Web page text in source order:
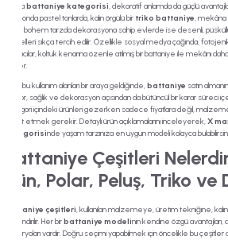
Ayrıcabattaniye kategorisi, dekoratif anlamda da güçlü
bir salonda pastel tonlarda, kalın örgülü bir triko battaniye, mekâna
veya bohem tarzda dekorasyona sahip evlerde ise desenli,
modelleri sıkça tercih edilir. Özellikle sosyal medya çağında,
kullanıcılar, koltuk kenarına özenle atılmış bir battaniye ile mekânı
sever.
Tüm bu kullanım alanları bir araya geldiğinde,battaniye satın
konfor, sağlık ve dekorasyon açısından da bütüncül bir karar süreci
kategori içindeki ürünleri gezerken sadece fiyatlara değil, malzeme,
dikkat etmek gerekir. Detaylı ürün açıklamalarını inceleyerek,X
kategorisinde yaşam tarzınıza en uygun modeli kolayca
Battaniye Çeşitleri
Yün, Polar, Peluş, Triko ve
Battaniye çeşitleri, kullanılan malzemeye, üretim tekniğine,
sınıflandırılır. Her birbattaniye modelinin kendine özgü avantajları,
senaryoları vardır. Doğru seçimi yapabilmek için öncelikle bu çeşitler